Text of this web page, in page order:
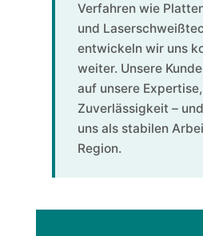
Verfahren wie
und
entwickeln wir uns
weiter. Unsere
auf unsere
Zuverlässigkeit –
uns als stabilen
Region.